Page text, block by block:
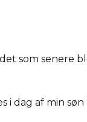
som
i dag af min